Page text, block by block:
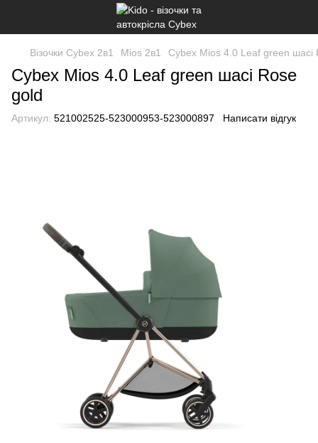
Візочки Cybex 2в1 Mios 2в1 Cybex Mios 4.0 Leaf green шасі
Cybex Mios 4.0 Leaf green шасі Rose
gold
Артикул: 521002525-523000953-523000897 Написати відгук